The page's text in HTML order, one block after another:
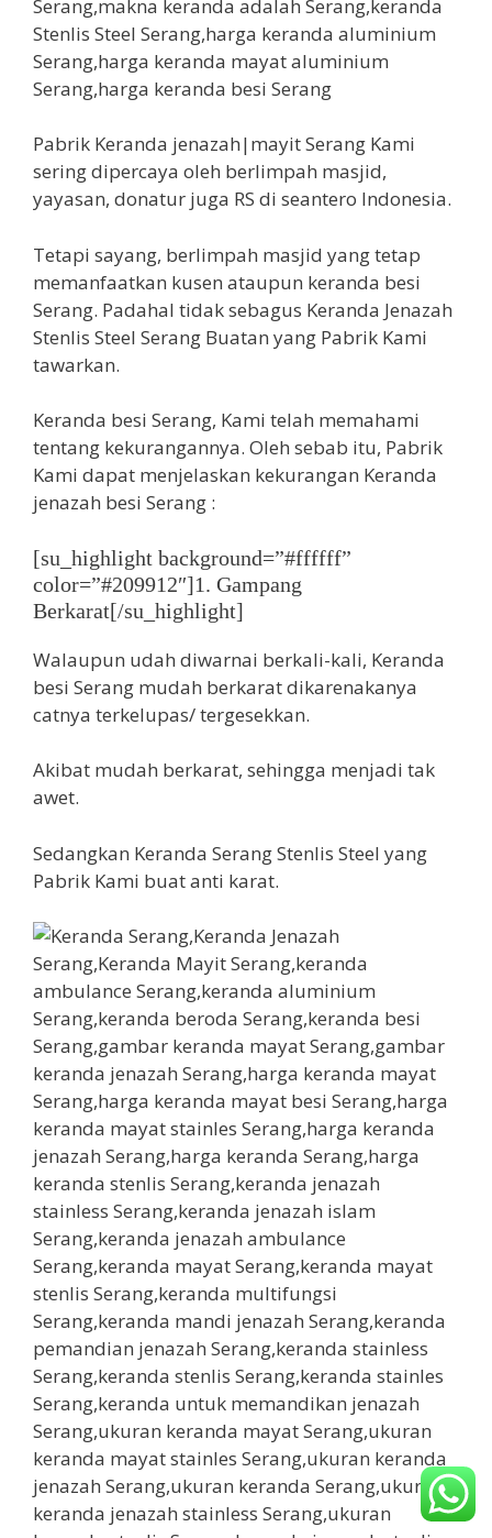
Pabrik Keranda jenazah|mayit Serang Kami
sering dipercaya oleh berlimpah masjid,
yayasan, donatur juga RS di seantero Indonesia.
Tetapi sayang, berlimpah masjid yang tetap
memanfaatkan kusen ataupun keranda besi
Serang. Padahal tidak sebagus Keranda Jenazah
Stenlis Steel Serang Buatan yang Pabrik Kami
tawarkan.
Keranda besi Serang, Kami telah memahami
tentang kekurangannya. Oleh sebab itu, Pabrik
Kami dapat menjelaskan kekurangan Keranda
jenazah besi Serang :
[su_highlight background=”#ffffff”
color=”#209912″]1. Gampang
Berkarat[/su_highlight]
Walaupun udah diwarnai berkali-kali, Keranda
besi Serang mudah berkarat dikarenakanya
catnya terkelupas/ tergesekkan.
Akibat mudah berkarat, sehingga menjadi tak
awet.
Sedangkan Keranda Serang Stenlis Steel yang
Pabrik Kami buat anti karat.